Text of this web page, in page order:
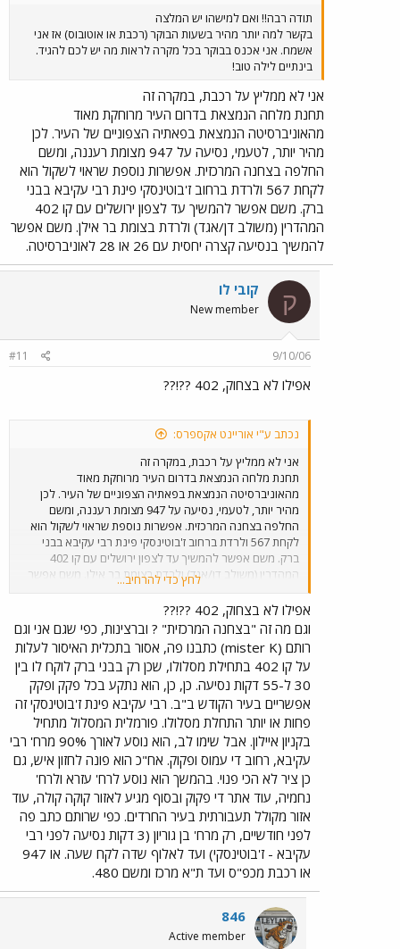
תודה רבה!! ואם למישהו יש המלצה
בקשר למה יותר מהיר בשעות הבוקר (רכבת או אוטובוס) אז אני
אשמח. אני אכנס בבוקר בכל מקרה לראות מה יש לכם להגיד.
בינתיים לילה טוב!
אני לא ממליץ על רכבת, במקרה זה
תחנת מלחה הנמצאת בדרום העיר מרוחקת מאוד
מהאוניברסיטה הנמצאת בפאתיה הצפוניים של העיר. לכן
מהיר יותר, לטעמי, נסיעה על 947 מצומת רעננה, ומשם
החלפה בצחנה המרכזית. אפשרות נוספת שראוי לשקול הוא
לקחת 567 ולרדת ברחוב ז'בוטינסקי פינת רבי עקיבא בבני
ברק. משם אפשר להמשיך עד לצפון ירושלים עם קו 402
המהדרין (משולב דן/אגד) ולרדת בצומת בר אילן. משם אפשר
להמשיך בנסיעה קצרה יחסית עם 26 או 28 לאוניברסיטה.
ק קובי לו
New member
9/10/06
#11
אפילו לא בצחוק, 402 ??!??
נכתב ע"י אוריינט אקספרס:
אני לא ממליץ על רכבת, במקרה זה
תחנת מלחה הנמצאת בדרום העיר מרוחקת מאוד
מהאוניברסיטה הנמצאת בפאתיה הצפוניים של העיר. לכן
מהיר יותר, לטעמי, נסיעה על 947 מצומת רעננה, ומשם
החלפה בצחנה המרכזית. אפשרות נוספת שראוי לשקול הוא
לקחת 567 ולרדת ברחוב ז'בוטינסקי פינת רבי עקיבא בבני
ברק. משם אפשר להמשיך עד לצפון ירושלים עם קו 402
המהדרין (משולב דן/אגד) ולרדת בצומת בר אילן. משם אפשר
להמשיך בנסיעה קצרה יחסית עם 26 או 28 לאוניברסיטה.
לחץ כדי להרחיב...
אפילו לא בצחוק, 402 ??!??
וגם מה זה "בצחנה המרכזית" ? וברצינות, כפי שגם אני וגם
רותם (mister K) כתבנו פה, אסור בתכלית האיסור לעלות
על קו 402 בתחילת מסלולו, שכן רק בבני ברק לוקח לו בין
30 ל-55 דקות נסיעה. כן, כן, הוא נתקע בכל פקק ופקק
אפשריים בעיר הקודש ב"ב. רבי עקיבא פינת ז'בוטינסקי זה
פחות או יותר התחלת מסלולו. פורמלית המסלול מתחיל
בקניון איילון. אבל שימו לב, הוא נוסע לאורך 90% מרח' רבי
עקיבא, רחוב די עמוס ופקוק. אח"כ הוא פונה לחזון איש, גם
כן ציר לא הכי פנוי. בהמשך הוא נוסע לרח' עזרא ולרח'
נחמיה, עוד אתר די פקוק ובסוף מגיע לאזור קוקה קולה, עוד
אזור מקולל תעבורתית בעיר החרדים. כפי שרותם כתב פה
לפני חודשיים, רק מרח' בן גוריון (3 דקות נסיעה לפני רבי
עקיבא - ז'בוטינסקי) ועד לאלוף שדה לקח שעה. או 947
או רכבת מכפ"ס ועד ת"א מרכז ומשם 480.
846
Active member